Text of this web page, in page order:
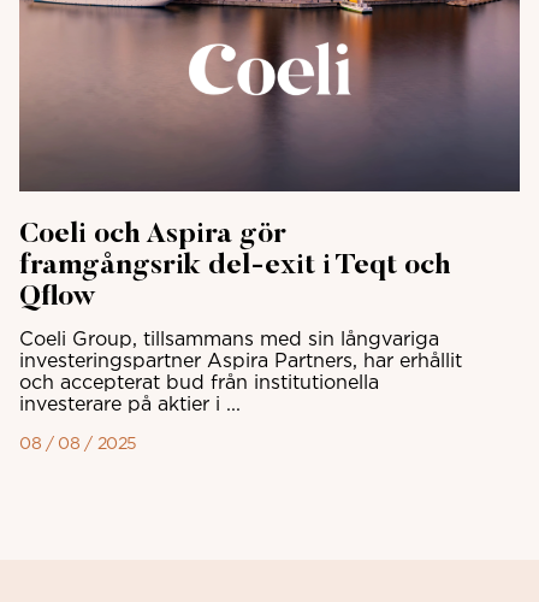
Coeli och Aspira gör
framgångsrik del-exit i Teqt och
Qflow
Coeli Group, tillsammans med sin långvariga
investeringspartner Aspira Partners, har erhållit
och accepterat bud från institutionella
investerare på aktier i ...
08 / 08 / 2025